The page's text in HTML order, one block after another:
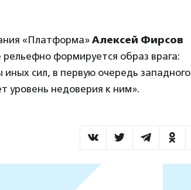
«Платформа» Алексей Фирсов
рельефно формируется образ врага:
сил, в первую очередь западного
уровень недоверия к ним».